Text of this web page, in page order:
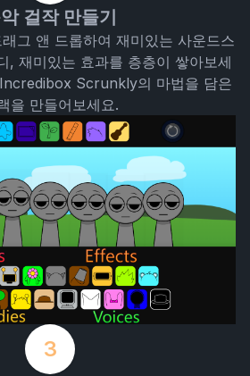
걸작 만들기
그 앤 드롭하여 재미있는 사운드스
, 재미있는 효과를 층층이 쌓아보세
Scrunkly의 마법을 담은
을 만들어보세요.
3